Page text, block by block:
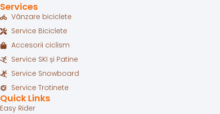
Services
Vânzare biciclete
Service Biciclete
Accesorii ciclism
Service SKI și Patine
Service Snowboard
Service Trotinete
Quick Links
Easy Rider